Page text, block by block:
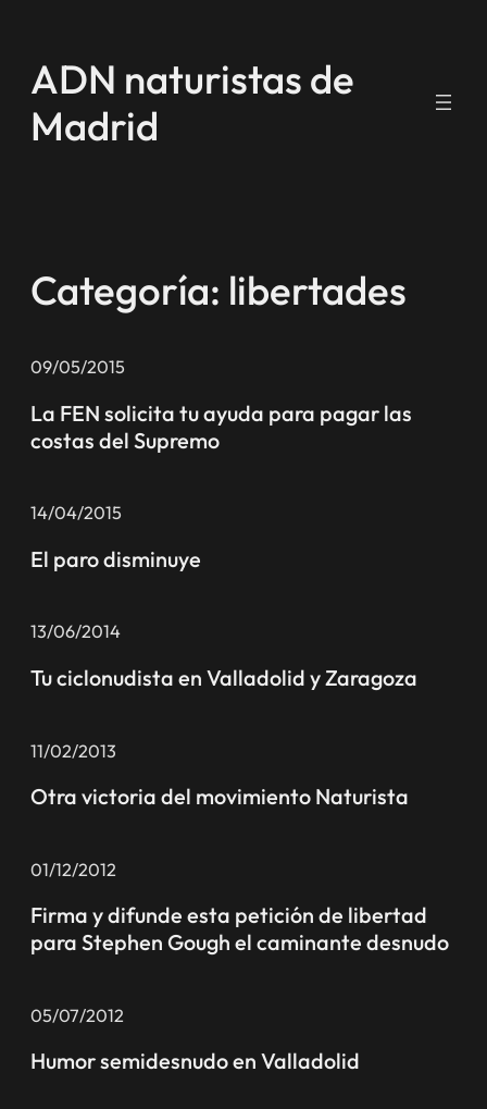
contenido
ADN naturistas de
Madrid
Categoría: libertades
09/05/2015
La FEN solicita tu ayuda para pagar las
costas del Supremo
14/04/2015
El paro disminuye
13/06/2014
Tu ciclonudista en Valladolid y Zaragoza
11/02/2013
Otra victoria del movimiento Naturista
01/12/2012
Firma y difunde esta petición de libertad
para Stephen Gough el caminante desnudo
05/07/2012
Humor semidesnudo en Valladolid